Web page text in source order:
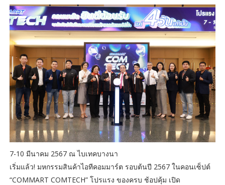
7-10 มีนาคม 2567 ณ ไบเทคบางนา
เริ่มแล้ว! มหกรรมสินค้าไอทีคอมมาร์ต รอบต้นปี 2567 ในคอนเซ็ปต์
“COMMART COMTECH” โปรแรง ของครบ ช้อปคุ้ม เปิด